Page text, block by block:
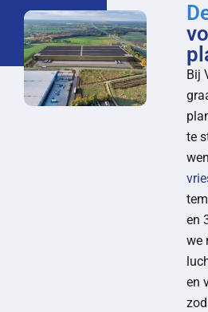
Bij
te
en
we
en